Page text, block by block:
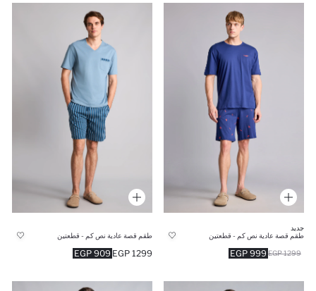
جديد
طقم قصة عادية نص كم - قطعتين
999 EGP 1299 EGP
طقم قصة عادية نص كم - قطعتين
909 EGP 1299 EGP